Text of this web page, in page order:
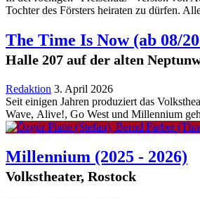
Tochter des Försters heiraten zu dürfen.
The Time Is Now (ab 08/
Halle 207 auf der alten
Redaktion 3. April 2026
Seit einigen Jahren produziert das
Wave, Alive!, Go West und Millennium
Millennium (2025 - 2026)
Volkstheater, Rostock